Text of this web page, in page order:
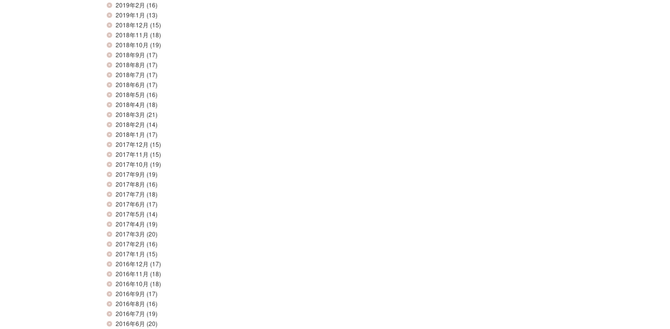
2019年2月 (16)
2019年1月 (13)
2018年12月 (15)
2018年11月 (18)
2018年10月 (19)
2018年9月 (17)
2018年8月 (17)
2018年7月 (17)
2018年6月 (17)
2018年5月 (16)
2018年4月 (18)
2018年3月 (21)
2018年2月 (14)
2018年1月 (17)
2017年12月 (15)
2017年11月 (15)
2017年10月 (19)
2017年9月 (19)
2017年8月 (16)
2017年7月 (18)
2017年6月 (17)
2017年5月 (14)
2017年4月 (19)
2017年3月 (20)
2017年2月 (16)
2017年1月 (15)
2016年12月 (17)
2016年11月 (18)
2016年10月 (18)
2016年9月 (17)
2016年8月 (16)
2016年7月 (19)
2016年6月 (20)